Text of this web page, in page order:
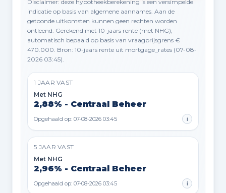
Disclaimer: deze hypotheekberekening is een versimpelde
indicatie op basis van algemene aannames. Aan de
getoonde uitkomsten kunnen geen rechten worden
ontleend. Gerekend met 10-jaars rente (met NHG),
automatisch bepaald op basis van vraagprijsgrens €
470.000. Bron: 10-jaars rente uit mortgage_rates (07-08-
2026 03:45).
1 JAAR VAST
Met NHG
2,88% - Centraal Beheer
Opgehaald op: 07-08-2026 03:45 i
5 JAAR VAST
Met NHG
2,96% - Centraal Beheer
Opgehaald op: 07-08-2026 03:45 i